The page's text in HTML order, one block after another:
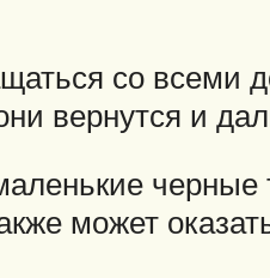
со всеми
вернутся и
черные
может